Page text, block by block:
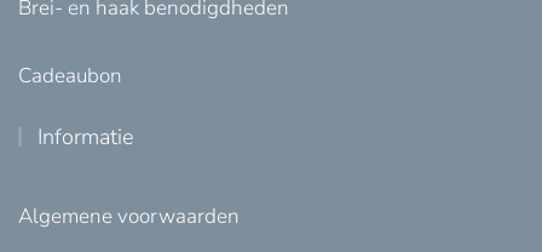
Brei- en haak benodigdheden
Cadeaubon
Informatie
Algemene voorwaarden